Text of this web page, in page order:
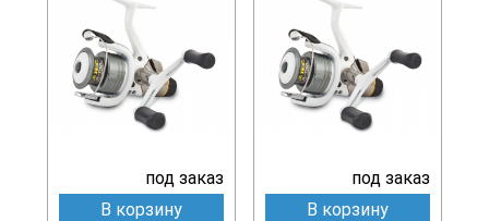
под заказ
В корзину
под заказ
В корзину